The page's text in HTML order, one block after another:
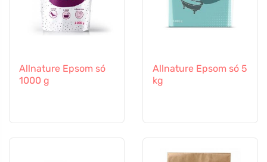
Allnature Epsom só
1000 g
Allnature Epsom só 5
kg